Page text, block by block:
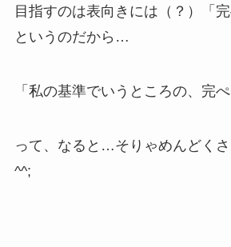
目指すのは表向きには（？）「
というのだから…
「私の基準でいうところの、完
って、なると…そりゃめんどく
^^;